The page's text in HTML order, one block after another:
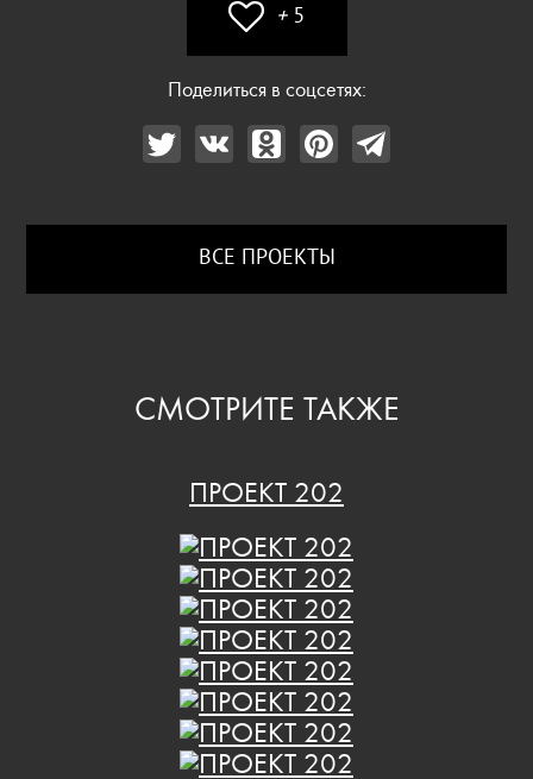
+ 5
Поделиться в соцсетях:
ВСЕ ПРОЕКТЫ
СМОТРИТЕ ТАКЖЕ
ПРОЕКТ 202